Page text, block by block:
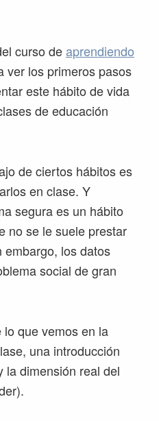
curso deaprendiendo
ver los primeros pasos
este hábito de vida
de educación
de ciertos hábitos es
en clase. Y
segura es un hábito
no se le suele prestar
los datos
social de gran
que vemos en la
una introducción
la dimensión real del